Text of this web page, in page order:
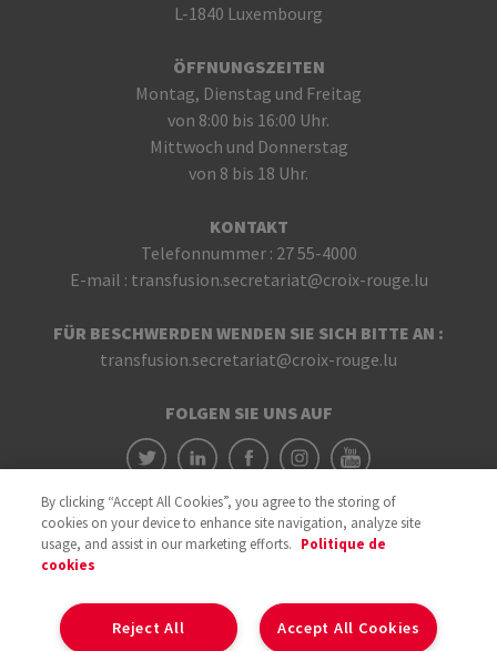
L-1840 Luxembourg
ÖFFNUNGSZEITEN
Montag, Dienstag und Freitag
von 8:00 bis 16:00 Uhr.
Mittwoch und Donnerstag
von 8 bis 18 Uhr.
KONTAKT
Telefonnummer : 27 55-4000
E-mail : transfusion.secretariat@croix-rouge.lu
FÜR BESCHWERDEN WENDEN SIE SICH BITTE AN :
transfusion.secretariat@croix-rouge.lu
FOLGEN SIE UNS AUF
By clicking “Accept All Cookies”, you agree to the storing of
cookies on your device to enhance site navigation, analyze site
usage, and assist in our marketing efforts. Politique de
cookies
Accept All Cookies
Reject All